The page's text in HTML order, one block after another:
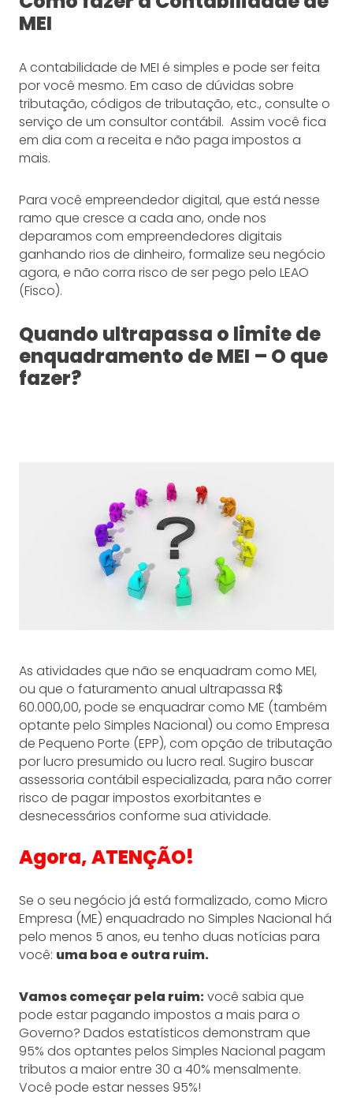
MEI
A contabilidade de MEI é simples e pode ser feita
por você mesmo. Em caso de dúvidas sobre
tributação, códigos de tributação, etc., consulte o
serviço de um consultor contábil. Assim você fica
em dia com a receita e não paga impostos a
mais.
Para você empreendedor digital, que está nesse
ramo que cresce a cada ano, onde nos
deparamos com empreendedores digitais
ganhando rios de dinheiro, formalize seu negócio
agora, e não corra risco de ser pego pelo LEAO
(Fisco).
Quando ultrapassa o limite de
enquadramento de MEI – O que
fazer?
As atividades que não se enquadram como MEI,
ou que o faturamento anual ultrapassa R$
60.000,00, pode se enquadrar como ME (também
optante pelo Simples Nacional) ou como Empresa
de Pequeno Porte (EPP), com opção de tributação
por lucro presumido ou lucro real. Sugiro buscar
assessoria contábil especializada, para não correr
risco de pagar impostos exorbitantes e
desnecessários conforme sua atividade.
Agora, ATENÇÃO!
Se o seu negócio já está formalizado, como Micro
Empresa (ME) enquadrado no Simples Nacional há
pelo menos 5 anos, eu tenho duas notícias para
você: uma boa e outra ruim.
Vamos começar pela ruim:você sabia que
pode estar pagando impostos a mais para o
Governo? Dados estatísticos demonstram que
95% dos optantes pelos Simples Nacional pagam
tributos a maior entre 30 a 40% mensalmente.
Você pode estar nesses 95%!